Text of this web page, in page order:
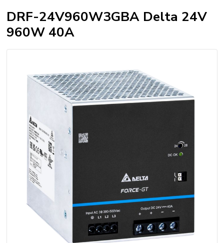
DRF-24V960W3GBA Delta 24V
960W 40A